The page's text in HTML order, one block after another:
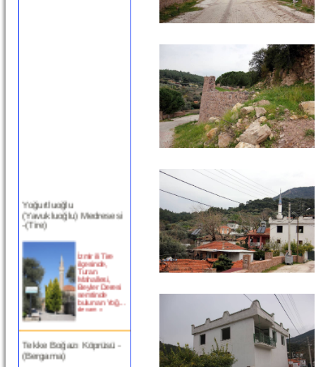
-(Tire)
Turan
Mahallesi,
Beyler Deresi
semtinde
bulunan Yoğ...
devam »
Tekke Boğazı Köprüsü -
(Bergama)